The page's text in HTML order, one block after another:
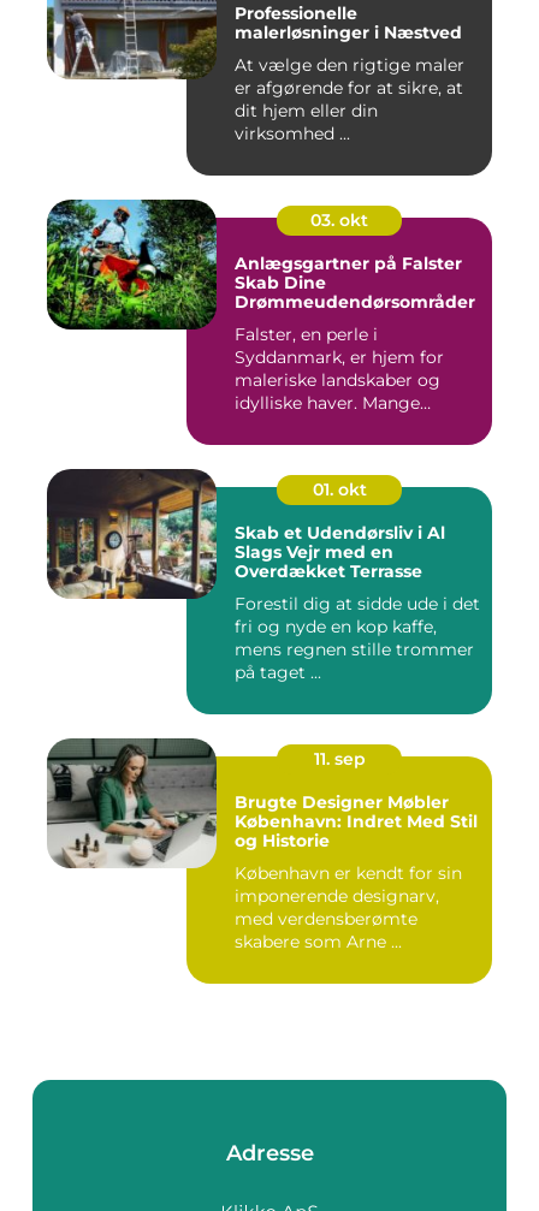
Professionelle
malerløsninger i Næstved
At vælge den rigtige maler
er afgørende for at sikre, at
dit hjem eller din
virksomhed ...
03. okt
Anlægsgartner på Falster
Skab Dine
Drømmeudendørsområder
Falster, en perle i
Syddanmark, er hjem for
maleriske landskaber og
idylliske haver. Mange
01. okt
Skab et Udendørsliv i Al
Slags Vejr med en
Overdækket Terrasse
Forestil dig at sidde ude i det
fri og nyde en kop kaffe,
mens regnen stille trommer
på taget ...
11. sep
Brugte Designer Møbler
København: Indret Med Stil
og Historie
København er kendt for sin
imponerende designarv,
med verdensberømte
skabere som Arne ...
Adresse